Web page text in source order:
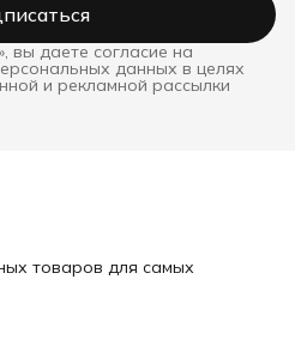
вы даете согласие на
данных в целях
и рекламной рассылки
товаров для самых